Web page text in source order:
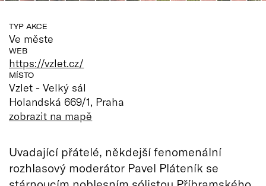
TYP AKCE
Ve měste
WEB
https://vzlet.cz/
MÍSTO
Vzlet - Velký sál
Holandská 669/1, Praha
zobrazit na mapě
Uvadající přátelé, někdejší fenomenální
rozhlasový moderátor Pavel Pláteník se